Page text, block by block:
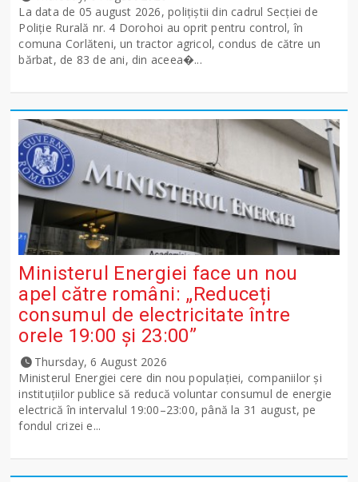
La data de 05 august 2026, polițiștii din cadrul Secției de
Poliție Rurală nr. 4 Dorohoi au oprit pentru control, în
comuna Corlăteni, un tractor agricol, condus de către un
bărbat, de 83 de ani, din aceea�...
Ministerul Energiei face un nou
apel către români: „Reduceți
consumul de electricitate între
orele 19:00 și 23:00”
Thursday, 6 August 2026
Ministerul Energiei cere din nou populației, companiilor și
instituțiilor publice să reducă voluntar consumul de energie
electrică în intervalul 19:00–23:00, până la 31 august, pe
fondul crizei e...